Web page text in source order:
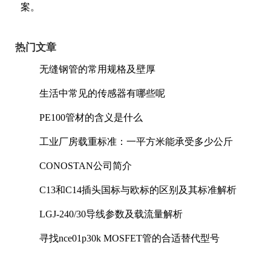
案。
热门文章
无缝钢管的常用规格及壁厚
生活中常见的传感器有哪些呢
PE100管材的含义是什么
工业厂房载重标准：一平方米能承受多少公斤
CONOSTAN公司简介
C13和C14插头国标与欧标的区别及其标准解析
LGJ-240/30导线参数及载流量解析
寻找nce01p30k MOSFET管的合适替代型号